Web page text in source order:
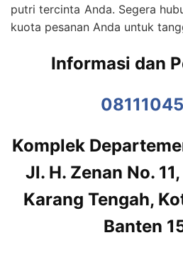
putri tercinta Anda. Segera
kuota pesanan Anda untuk
Informasi dan
Komplek
Jl. H. Zenan No.
Karang Tengah,
Banten